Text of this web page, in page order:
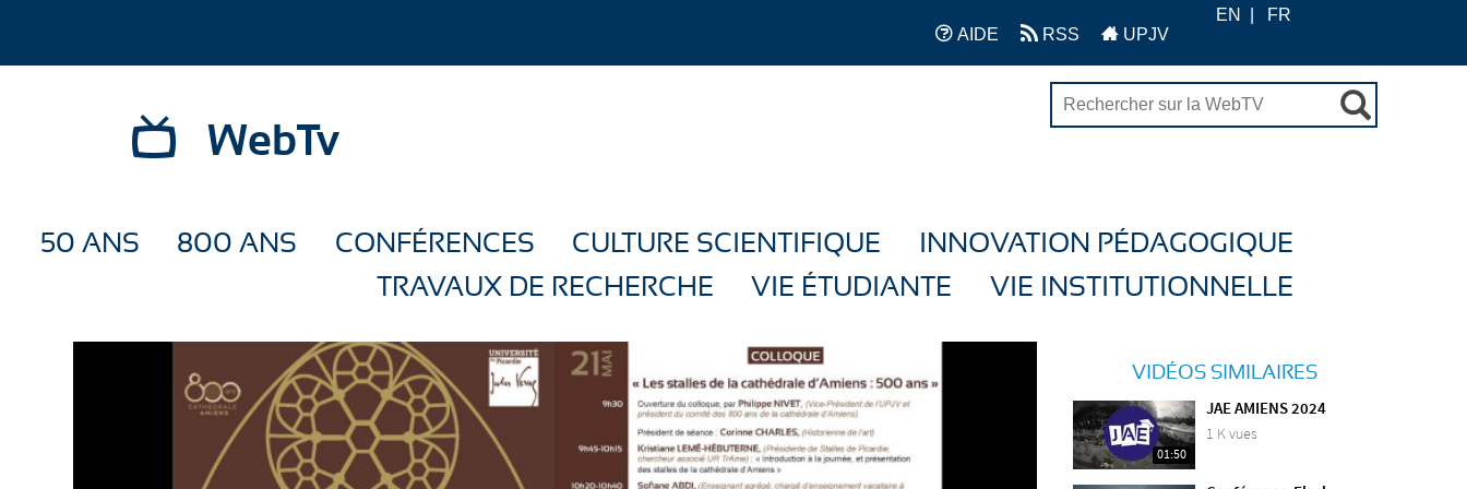
AIDE RSS UPJV
EN FR
WebTv
50 ANS 800 ANS CONFÉRENCES CULTURE SCIENTIFIQUE
INNOVATION PÉDAGOGIQUE
TRAVAUX DE RECHERCHE
VIE ÉTUDIANTE VIE INSTITUTIONNELLE
VIDÉOS SIMILAIRES
01:50
JAE AMIENS 2024
1 K vues